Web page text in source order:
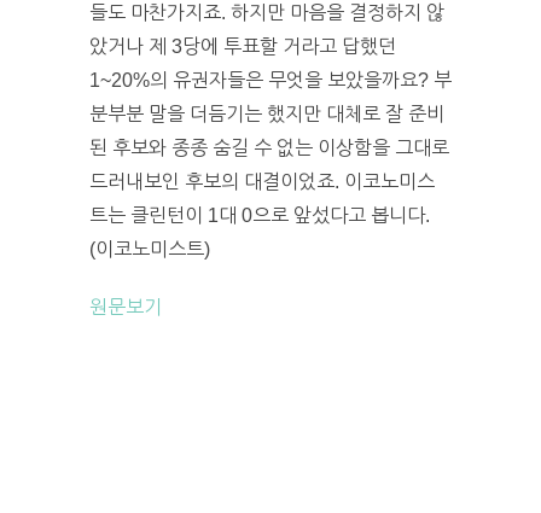
들도 마찬가지죠. 하지만 마음을 결정하지 않
았거나 제 3당에 투표할 거라고 답했던
1~20%의 유권자들은 무엇을 보았을까요? 부
분부분 말을 더듬기는 했지만 대체로 잘 준비
된 후보와 종종 숨길 수 없는 이상함을 그대로
드러내보인 후보의 대결이었죠. 이코노미스
트는 클린턴이 1대 0으로 앞섰다고 봅니다.
(이코노미스트)
원문보기